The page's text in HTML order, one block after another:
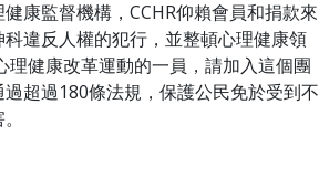
康監督機構，CCHR仰賴會員和捐款來
違反人權的犯行，並整頓心理健康領
理健康改革運動的一員，請加入這個團
超過180條法規，保護公民免於受到不